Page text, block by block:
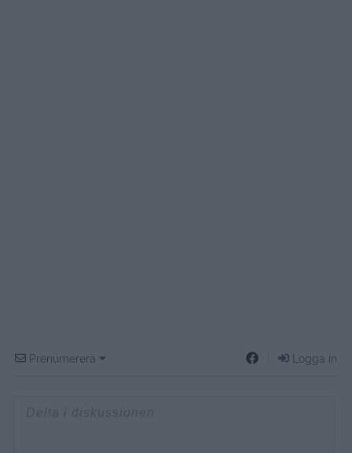
Prenumerera Logga in